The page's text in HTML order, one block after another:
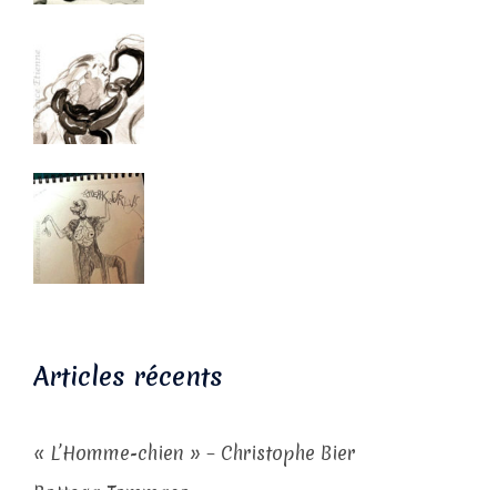
Articles récents
« L’Homme-chien » – Christophe Bier